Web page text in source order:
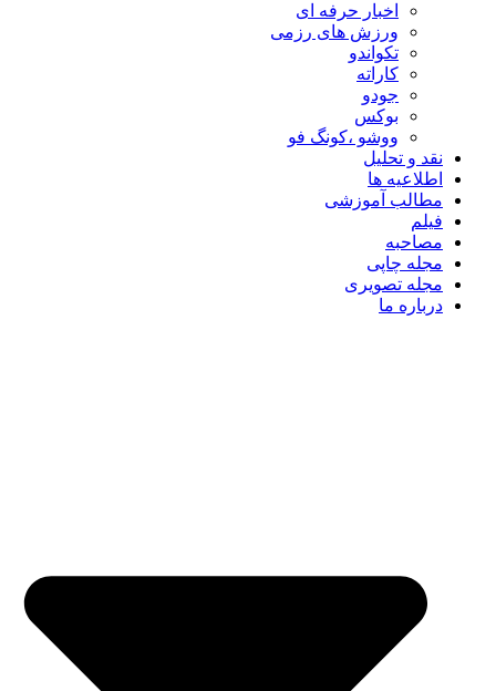
اخبار حرفه ای
ورزش های رزمی
تکواندو
کاراته
جودو
بوکس
ووشو ،کونگ فو
نقد و تحلیل
اطلاعیه ها
مطالب آموزشی
فیلم
مصاحبه
مجله چاپی
مجله تصویری
درباره ما